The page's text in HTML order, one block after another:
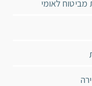
מביטוח לאומי